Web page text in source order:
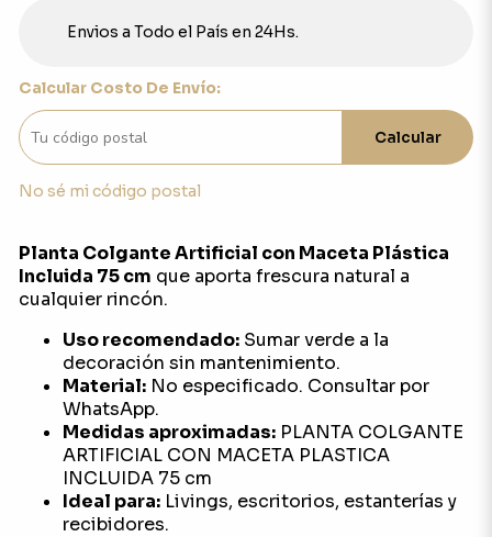
Envios a Todo el País en 24Hs.
Calcular Costo De Envío:
Calcular
No sé mi código postal
Planta Colgante Artificial con Maceta Plástica
Incluida 75 cm que aporta frescura natural a
cualquier rincón.
Uso recomendado:Sumar verde a la
decoración sin mantenimiento.
Material:No especificado. Consultar por
WhatsApp.
Medidas aproximadas:PLANTA COLGANTE
ARTIFICIAL CON MACETA PLASTICA
INCLUIDA 75 cm
Ideal para:Livings, escritorios, estanterías y
recibidores.